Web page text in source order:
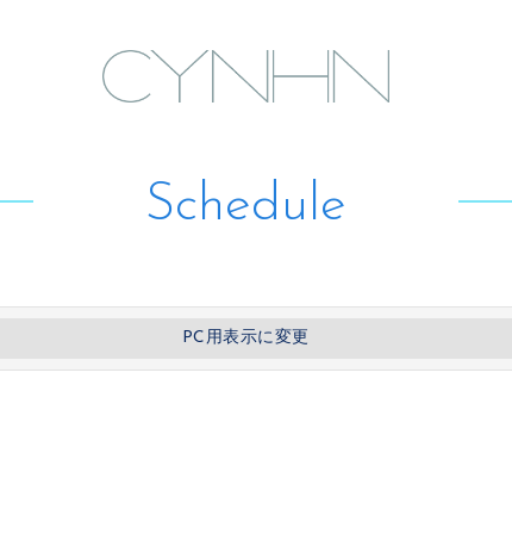
Schedule
PC用表示に変更